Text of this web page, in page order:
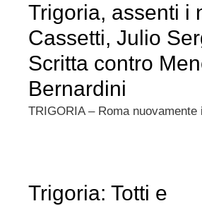
Trigoria, assenti i
Cassetti, Julio
Scritta contro
Bernardini
TRIGORIA – Roma
Trigoria: Totti e